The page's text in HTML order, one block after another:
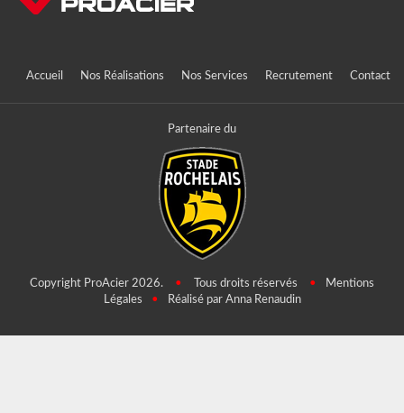
Accueil Nos Réalisations Nos Services Recrutement Contact
Partenaire du
Copyright ProAcier 2026. • Tous droits réservés •
Mentions
Légales
• Réalisé par Anna Renaudin